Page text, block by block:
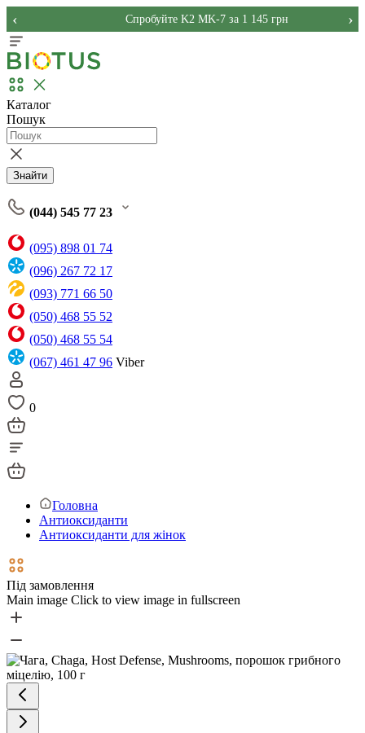
Спробуйте K2 MK-7 за 1 145 грн
‹ ›
Каталог
Пошук
Знайти
(044) 545 77 23
(095) 898 01 74
(096) 267 72 17
(093) 771 66 50
(050) 468 55 52
(050) 468 55 54
(067) 461 47 96 Viber
0
Головна
Антиоксиданти
Антиоксиданти для жінок
Під замовлення
Main image Click to view image in fullscreen